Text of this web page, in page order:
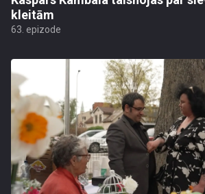
kleitām
63. epizode